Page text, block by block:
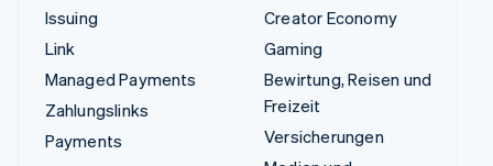
Issuing
Link
Managed Payments
Zahlungslinks
Payments
Creator Economy
Gaming
Bewirtung, Reisen und
Freizeit
Versicherungen